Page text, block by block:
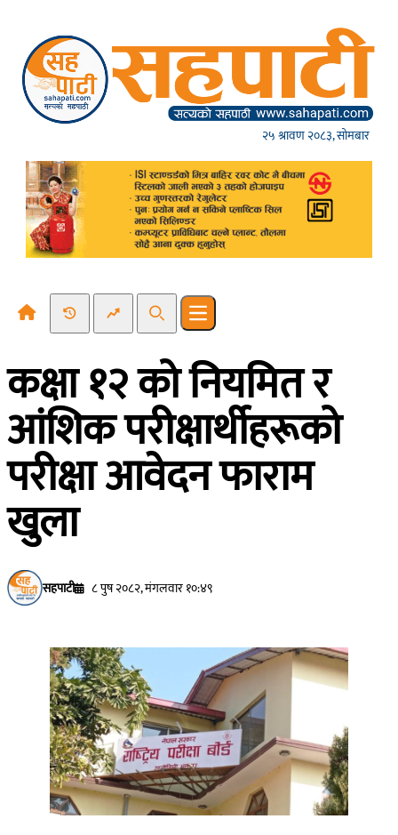
२५ श्रावण २०८३, सोमबार
Recent NewsTrending News
SearchOpen main menu
कक्षा १२ को नियमित र
आंशिक परीक्षार्थीहरूको
परीक्षा आवेदन फाराम
खुला
सहपाटी ८ पुष २०८२, मंगलवार १०:४९